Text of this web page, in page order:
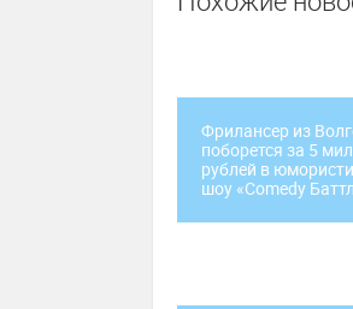
Фрилансер из
поборется за 5
рублей в
шоу «Comedy